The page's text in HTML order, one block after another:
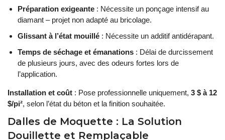
Préparation exigeante : Nécessite un ponçage intensif au
diamant – projet non adapté au bricolage.
Glissant à l’état mouillé : Nécessite un additif antidérapant.
Temps de séchage et émanations : Délai de durcissement
de plusieurs jours, avec des odeurs fortes lors de
l’application.
Installation et coût : Pose professionnelle uniquement, 3 $ à 12
$/pi², selon l’état du béton et la finition souhaitée.
Dalles de Moquette : La Solution
Douillette et Remplaçable